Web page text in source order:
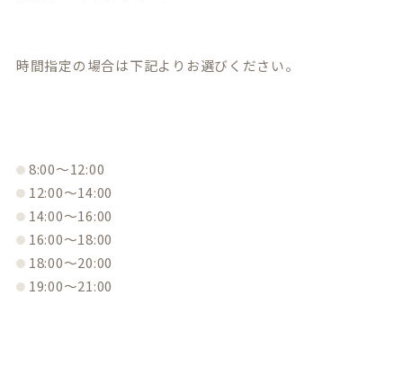
時間指定の場合は下記よりお選びください。
8:00〜12:00
12:00〜14:00
14:00〜16:00
16:00〜18:00
18:00〜20:00
19:00〜21:00